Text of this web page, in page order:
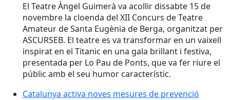
El Teatre Àngel Guimerà va acollir dissabte 15 de
novembre la cloenda del XII Concurs de Teatre
Amateur de Santa Eugènia de Berga, organitzat per
ASCURSEB. El teatre es va transformar en un vaixell
inspirat en el Titanic en una gala brillant i festiva,
presentada per Lo Pau de Ponts, que va fer riure el
públic amb el seu humor característic.
Catalunya activa noves mesures de prevenció
Catalunya activa noves mesures de prevenció